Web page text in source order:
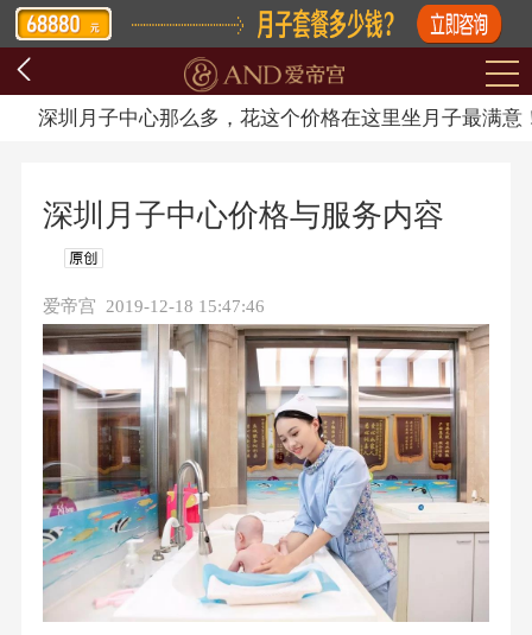
深圳月子中心那么多，花这个价格在这里坐月子最满意
深圳月子中心价格与服务内容
爱帝宫 2019-12-18 15:47:46